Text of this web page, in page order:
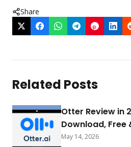
Share
Related Posts
Otter Review in
Download, Free
May 14, 2026